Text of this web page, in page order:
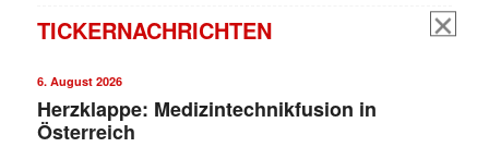
TICKERNACHRICHTEN
6. August 2026
Herzklappe: Medizintechnikfusion in
Österreich